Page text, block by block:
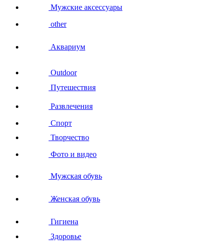
Мужские аксессуары
other
Аквариум
Outdoor
Путешествия
Развлечения
Спорт
Творчество
Фото и видео
Мужская обувь
Женская обувь
Гигиена
Здоровье